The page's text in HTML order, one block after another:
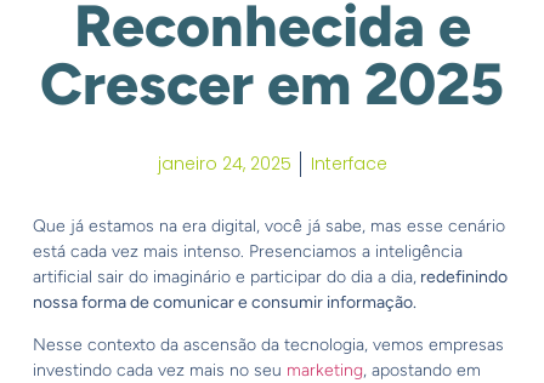
Reconhecida e
Crescer em 2025
janeiro 24, 2025 Interface
Que já estamos na era digital, você já sabe, mas esse cenário
está cada vez mais intenso. Presenciamos a inteligência
artificial sair do imaginário e participar do dia a dia,redefinindo
nossa forma de comunicar e consumir informação.
Nesse contexto da ascensão da tecnologia, vemos empresas
investindo cada vez mais no seu marketing, apostando em